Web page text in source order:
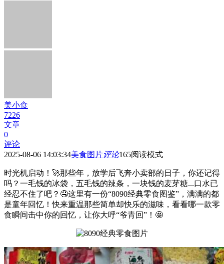
美小食
7226
文章
0
评论
2025-08-06 14:03:34美食图片评论165阅读模式
时光机启动！🚀那些年，放学后飞奔小卖部的日子，你还记得
吗？一毛钱的冰袋，五毛钱的辣条，一块钱的麦芽糖...口水已
经忍不住了吧？🤤这里有一份“8090经典零食图鉴”，满满的都
是童年回忆！快来重温那些简单却快乐的滋味，看看哪一款零
食瞬间击中你的回忆，让你大呼“爷青回”！🤩